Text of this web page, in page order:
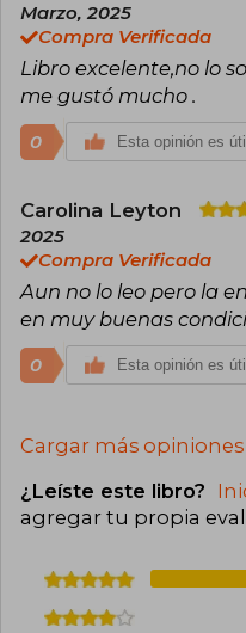
Marzo, 2025
Compra Verificada
Libro excelente,no lo
me gustó mucho .
0 Esta opinión es
Carolina Leyton
2025
Compra Verificada
Aun no lo leo pero la
en muy buenas
0 Esta opinión es
Cargar más
¿Leíste este libro?
agregar tu propia